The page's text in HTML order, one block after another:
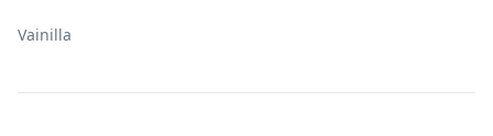
Vainilla